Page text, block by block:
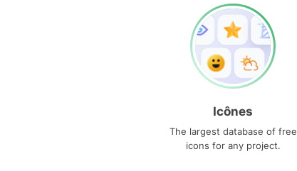
Icônes
The largest database of free
icons for any project.